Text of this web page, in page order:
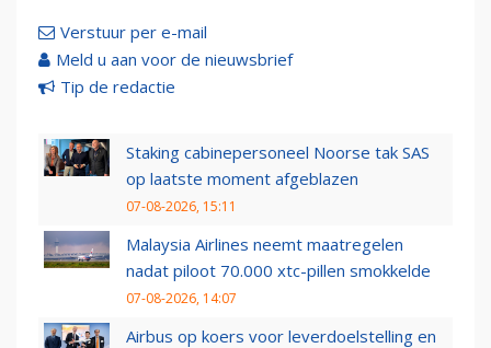
Verstuur per e-mail
Meld u aan voor de nieuwsbrief
Tip de redactie
Staking cabinepersoneel Noorse tak SAS
op laatste moment afgeblazen
07-08-2026, 15:11
Malaysia Airlines neemt maatregelen
nadat piloot 70.000 xtc-pillen smokkelde
07-08-2026, 14:07
Airbus op koers voor leverdoelstelling en